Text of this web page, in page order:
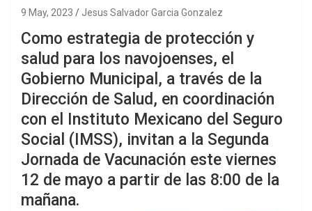
9 May, 2023 Jesus Salvador Garcia Gonzalez
Como estrategia de protección y
salud para los navojoenses, el
Gobierno Municipal, a través de la
Dirección de Salud, en coordinación
con el Instituto Mexicano del Seguro
Social (IMSS), invitan a la Segunda
Jornada de Vacunación este viernes
12 de mayo a partir de las 8:00 de la
mañana.